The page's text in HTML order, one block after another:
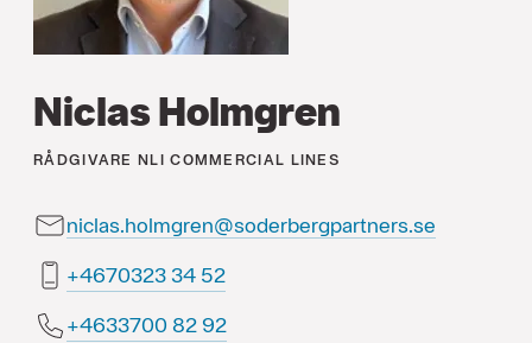
Niclas Holmgren
RÅDGIVARE NLI COMMERCIAL LINES
niclas.holmgren@soderbergpartners.se
25 43 3230764+
29 28 0073364+